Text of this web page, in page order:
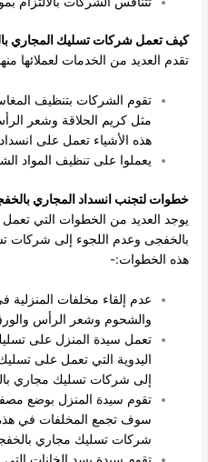
كيف تعمل شركاتتسليك المجاري
تقدم العديد من الخدمات لعملائها
تقوم الشركات بتنظيف
مثل كريم الحلاقة وشعر
هذه الأشياء تعمل على
يعملوا على تنظيف المواد
خطوات لتجنب انسداد المجاري
يوجد العديد من الخطوات التي
بالخفجى وعدم اللجوء إلى شركات
هذه الخطوات:-
عدم إلقاء مخلفات
والشحوم وشعر الرأس
تعمل سيدة المنزل على
اليدوية التي تعمل على
إلى شركات تسليك مجاري
تقوم سيدة المنزل بوضع
سوف تجمع المخلفات في هذه
شركات تسليك مجاري
تقوم سيدة بسد الخانات